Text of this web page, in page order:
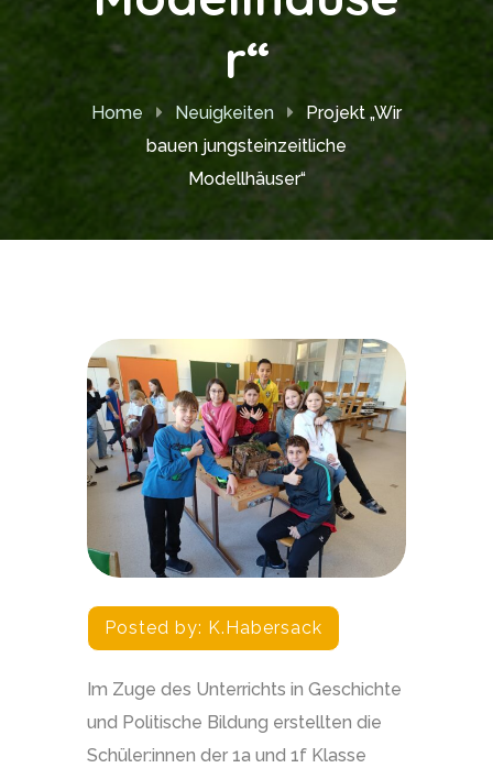
r“
Home Neuigkeiten
Projekt „Wir
bauen jungsteinzeitliche
Modellhäuser“
Posted by: K.habersack
Im Zuge des Unterrichts in Geschichte
und Politische Bildung erstellten die
Schüler:innen der 1a und 1f Klasse